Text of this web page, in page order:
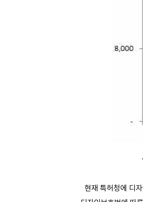
<디자인일
현재 특허청에 디